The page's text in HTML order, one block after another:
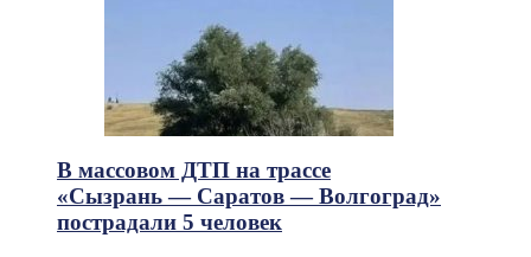
В массовом ДТП на трассе
«Сызрань — Саратов — Волгоград»
пострадали 5 человек